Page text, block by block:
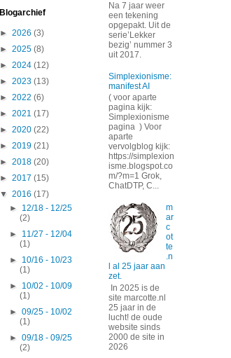
Blogarchief
► 2026 (3)
► 2025 (8)
► 2024 (12)
► 2023 (13)
► 2022 (6)
► 2021 (17)
► 2020 (22)
► 2019 (21)
► 2018 (20)
► 2017 (15)
▼ 2016 (17)
► 12/18 - 12/25
(2)
► 11/27 - 12/04
(1)
► 10/16 - 10/23
(1)
► 10/02 - 10/09
(1)
►09/25 - 10/02
(1)
►09/18 - 09/25
(2)
Na 7 jaar weer
een tekening
opgepakt. Uit de
serie’Lekker
bezig’ nummer 3
uit 2017.
Simplexionisme:
manifest AI
( voor aparte
pagina kijk:
Simplexionisme
pagina ) Voor
aparte
vervolgblog kijk:
https://simplexion
isme.blogspot.co
m/?m=1 Grok,
ChatDTP, C...
m
ar
c
ot
te
.n
l al 25 jaar aan
zet.
In 2025 is de
site marcotte.nl
25 jaar in de
lucht! de oude
website sinds
2000 de site in
2026